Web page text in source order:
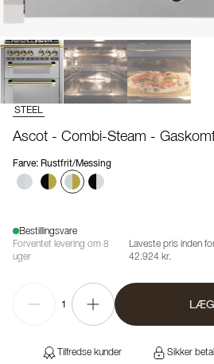
STEEL
Ascot - Combi-Steam -
Farve: Rustfrit/Messing
Bestillingsvare
Forventet levering om 8
uger
Laveste pris inden
42.924 kr.
1
Tilfredse kunder Sikker